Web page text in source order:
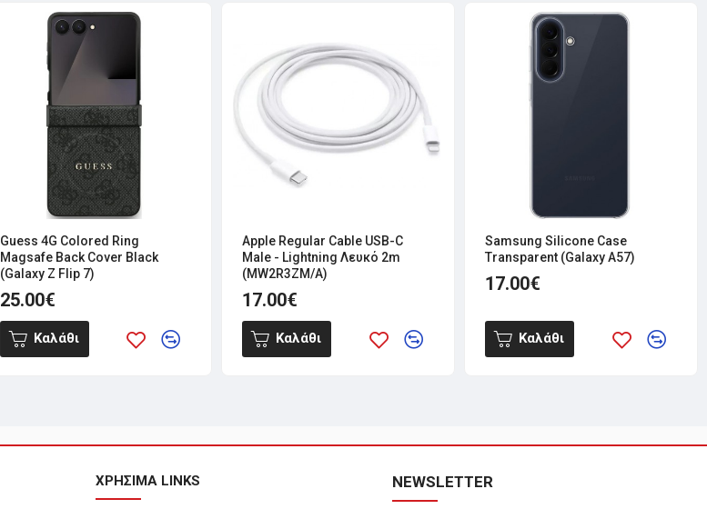
Guess 4G Colored Ring
Magsafe Back Cover Black
(Galaxy Z Flip 7)
25.00€
Καλάθι
Apple Regular Cable USB-C
Male - Lightning Λευκό 2m
(MW2R3ZM/A)
17.00€
Καλάθι
Samsung Silicone Case
Transparent (Galaxy A57)
17.00€
Καλάθι
ΧΡΗΣΙΜΑ LINKS NEWSLETTER